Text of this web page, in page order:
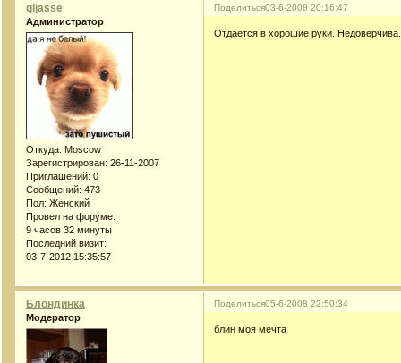
Поделиться03-6-2008 20:16:47
gljasse
Администратор
Откуда: Moscow
Зарегистрирован: 26-11-2007
Приглашений: 0
Сообщений: 473
Пол: Женский
Провел на форуме:
9 часов 32 минуты
Последний визит:
03-7-2012 15:35:57
Отдается в хорошие руки. Недоверчива.
Поделиться05-6-2008 22:50:34
Блондинка
Модератор
блин моя мечта